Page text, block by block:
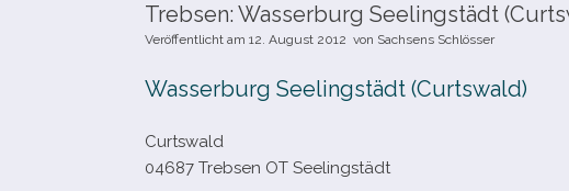
Trebsen: Wasserburg Seelingstädt
Veröffentlicht am 12. August 2012 von Sachsens Schlösser
Wasserburg Seelingstädt (Curtswald)
Curtswald
04687 Trebsen OT Seelingstädt